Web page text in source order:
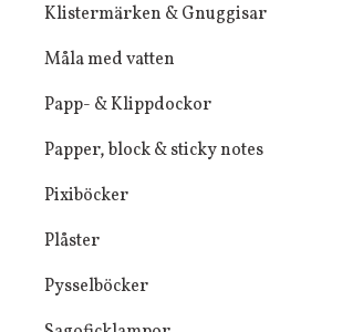
Klistermärken & Gnuggisar
Måla med vatten
Papp- & Klippdockor
Papper, block & sticky notes
Pixiböcker
Plåster
Pysselböcker